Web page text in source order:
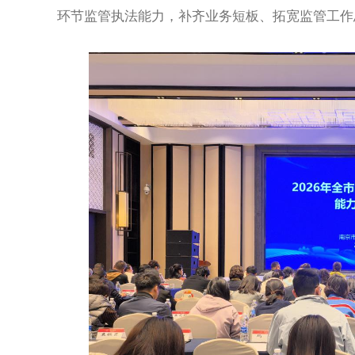
环节监管执法能力，补齐业务短板、拓宽监管工